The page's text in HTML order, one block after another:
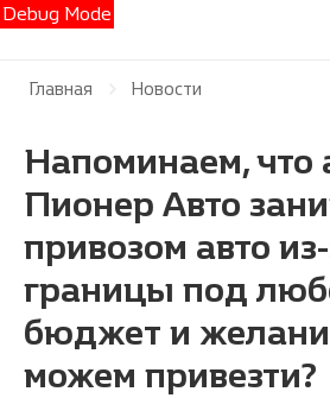
Debug Mode
Главная Новости
Напоминаем, что
Пионер Авто
привозом авто
границы под
бюджет и
можем привезти?